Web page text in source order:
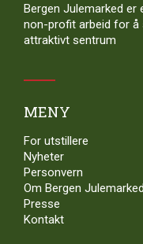
Bergen Julemarked er
non-profit arbeid for å
attraktivt sentrum
MENY
For utstillere
Nyheter
Personvern
Om Bergen Julemarked
Presse
Kontakt